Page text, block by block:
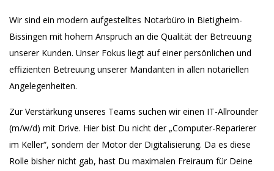
Wir sind ein modern aufgestelltes Notarbüro in Bietigheim-
Bissingen mit hohem Anspruch an die Qualität der Betreuung
unserer Kunden. Unser Fokus liegt auf einer persönlichen und
effizienten Betreuung unserer Mandanten in allen notariellen
Angelegenheiten.
Zur Verstärkung unseres Teams suchen wir einen IT-Allrounder
(m/w/d) mit Drive. Hier bist Du nicht der „Computer-Reparierer
im Keller“, sondern der Motor der Digitalisierung. Da es diese
Rolle bisher nicht gab, hast Du maximalen Freiraum für Deine